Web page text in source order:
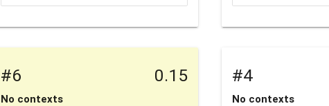
#6 0.15
No contexts
#4
No contexts